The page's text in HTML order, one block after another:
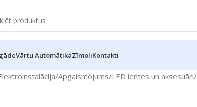
Vārtu AutomātikaZīmoliKontakti
/Apgaismojums/LED lentes un aksesuāri/